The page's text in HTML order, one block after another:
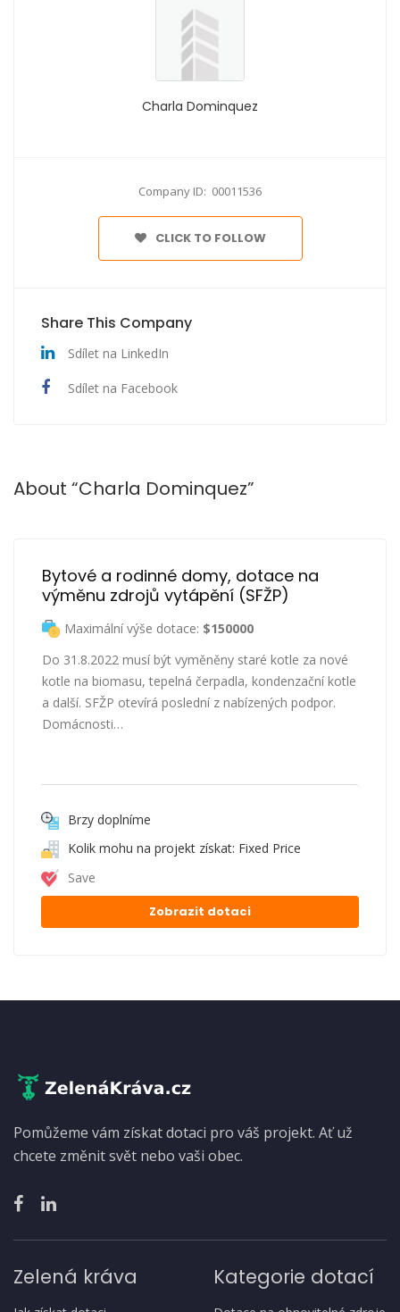
Charla Dominquez
Company ID: 00011536
CLICK TO FOLLOW
Share This Company
Sdílet na LinkedIn
Sdílet na Facebook
About “Charla Dominquez”
Bytové a rodinné domy, dotace na
výměnu zdrojů vytápění (SFŽP)
Maximální výše dotace: $150000
Do 31.8.2022 musí být vyměněny staré kotle za nové
kotle na biomasu, tepelná čerpadla, kondenzační kotle
a další. SFŽP otevírá poslední z nabízených podpor.
Domácnosti…
Brzy doplníme
Kolik mohu na projekt získat: Fixed Price
Save
Zobrazit dotaci
Pomůžeme vám získat dotaci pro váš projekt. Ať už
chcete změnit svět nebo vaši obec.
Zelená kráva Kategorie dotací